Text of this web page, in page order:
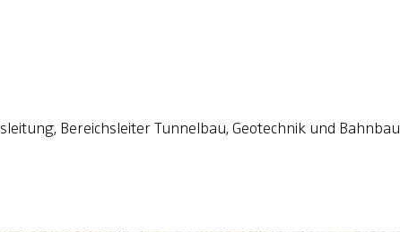
Bereichsleiter Tunnelbau, Geotechnik und Bahnbau